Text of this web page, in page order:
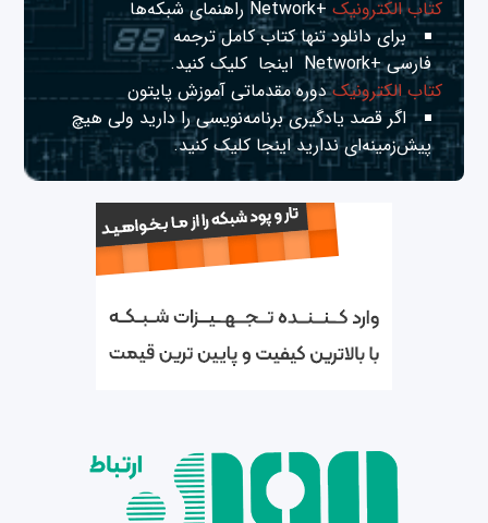
کتاب الکترونیک+Network راهنمای شبکه‌ها
برای دانلود تنها کتاب کامل ترجمه
فارسی +Network
اینجا کلیک کنید.
کتاب الکترونیکدوره مقدماتی آموزش پایتون
اگر قصد یادگیری برنامه‌نویسی را دارید ولی هیچ
پیش‌زمینه‌ای نداریداینجا کلیک کنید.